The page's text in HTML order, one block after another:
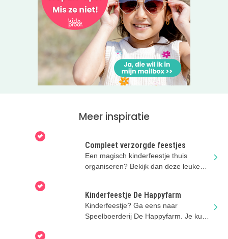
Meer inspiratie
Compleet verzorgde feestjes
Een magisch kinderfeestje thuis
organiseren? Bekijk dan deze leuke
Kinderfeestje De Happyfarm
Kinderfeestje? Ga eens naar
Speelboerderij De Happyfarm. Je kunt